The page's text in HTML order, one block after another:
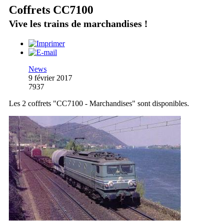
Coffrets CC7100
Vive les trains de marchandises !
News
9 février 2017
7937
Les 2 coffrets "CC7100 - Marchandises" sont disponibles.